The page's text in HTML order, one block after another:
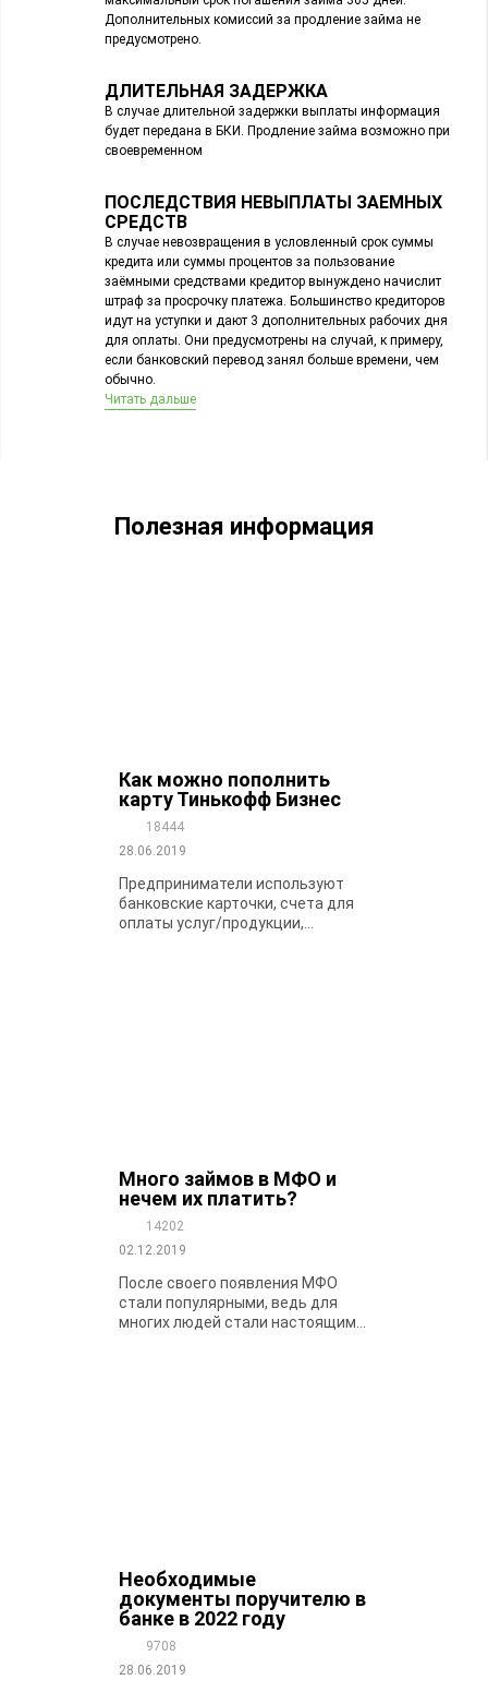
Дополнительных комиссий за продление займа не
предусмотрено.
ДЛИТЕЛЬНАЯ ЗАДЕРЖКА
В случае длительной задержки выплаты информация
будет передана в БКИ. Продление займа возможно при
своевременном
ПОСЛЕДСТВИЯ НЕВЫПЛАТЫ ЗАЕМНЫХ
СРЕДСТВ
В случае невозвращения в условленный срок суммы
кредита или суммы процентов за пользование
заёмными средствами кредитор вынуждено начислит
штраф за просрочку платежа. Большинство кредиторов
идут на уступки и дают 3 дополнительных рабочих дня
для оплаты. Они предусмотрены на случай, к примеру,
если банковский перевод занял больше времени, чем
обычно.
Читать дальше
Полезная информация
Как можно пополнить
карту Тинькофф Бизнес
18444
28.06.2019
Предприниматели используют
банковские карточки, счета для
оплаты услуг/продукции,...
Много займов в МФО и
нечем их платить?
14202
02.12.2019
После своего появления МФО
стали популярными, ведь для
многих людей стали настоящим...
Необходимые
документы поручителю в
банке в 2022 году
9708
28.06.2019